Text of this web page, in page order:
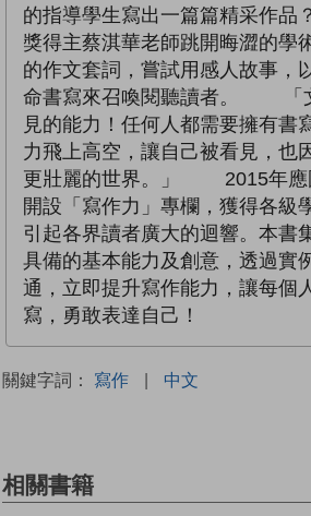
的指導學生寫出一篇篇精采作
獎得主蔡淇華老師跳開晦澀的學
的作文套詞，嘗試用感人故事，
命書寫來召喚閱聽讀者。 「
見的能力！任何人都需要擁有書
力飛上高空，讓自己被看見，也
更壯麗的世界。」 2015年應
開設「寫作力」專欄，獲得各級
引起各界讀者廣大的迴響。本書
具備的基本能力及創意，透過實
通，立即提升寫作能力，讓每個
寫，勇敢表達自己！
關鍵字詞： 寫作 | 中文
相關書籍